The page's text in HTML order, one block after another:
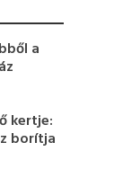
a
kertje:
borítja